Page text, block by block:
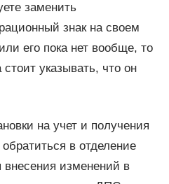
заменить
знак на своем
его пока нет вообще, то
указывать, что он
на учет и получения
в отделение
внесения изменений в